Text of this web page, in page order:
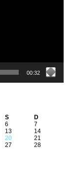
00:32
S
D
6
7
13
14
20
21
27
28